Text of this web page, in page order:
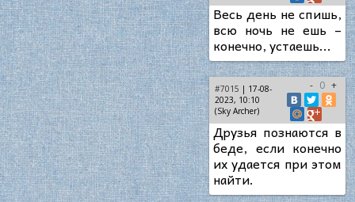
Весь день не спишь,
всю ночь не ешь –
конечно, устаешь...
#7015 | 17-08-
2023, 10:10
(Sky Archer)
- 0 +
Друзья познаются в
беде, если конечно
их удается при этом
найти.